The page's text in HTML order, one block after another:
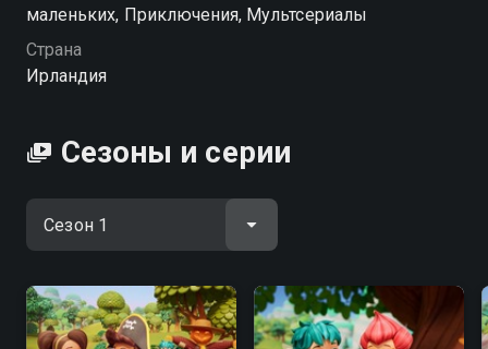
аудиторию.
Посмотреть онлайн 1 сезон сериала Феи Фии вы
можете совершенно бесплатно в хорошем HD
маленьких, Приключения, Мультсериалы
Страна
Ирландия
Сезоны и серии